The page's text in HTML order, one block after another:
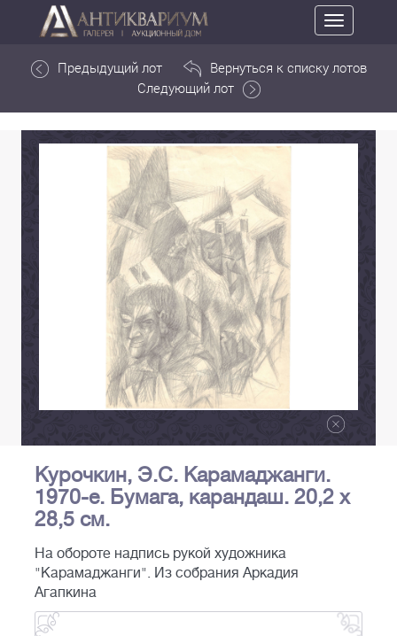
Toggle
navigation
Предыдущий лот
Вернуться к списку лотов
Следующий лот
Курочкин, Э.С. Карамаджанги.
1970-е. Бумага, карандаш. 20,2 х
28,5 см.
На обороте надпись рукой художника
"Карамаджанги". Из собрания Аркадия
Агапкина